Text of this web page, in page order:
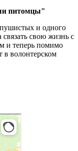
питомцы"
и одного
свою жизнь с
и теперь помимо
в волонтерском